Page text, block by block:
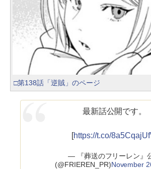
□第138話「逆賊」のページ
最新話公開です。
[https://t.co/
— 『葬送のフリーレン』
(@FRIEREN_PR)November